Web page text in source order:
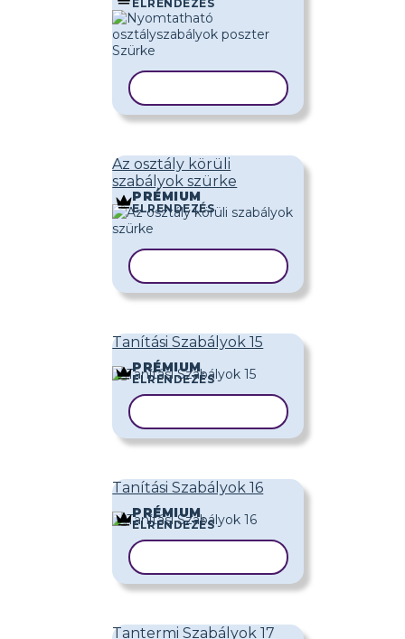
ELRENDEZÉS
Az osztály körüli
szabályok szürke
PRÉMIUM
ELRENDEZÉS
Tanítási Szabályok 15
PRÉMIUM
ELRENDEZÉS
Tanítási Szabályok 16
PRÉMIUM
ELRENDEZÉS
Tantermi Szabályok 17